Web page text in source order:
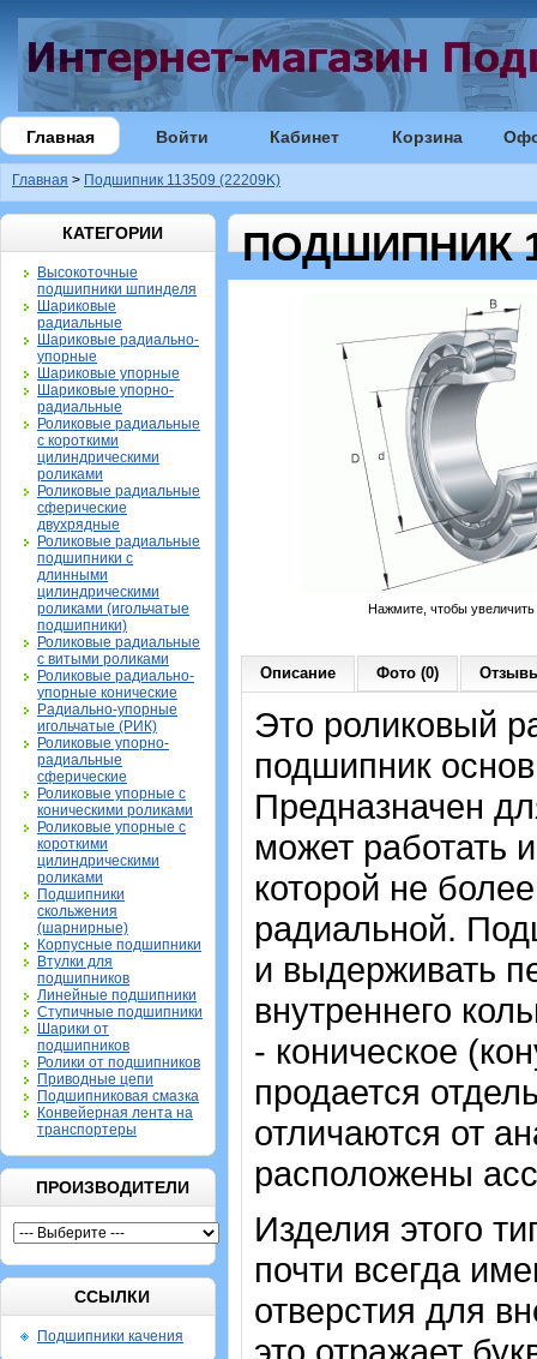
Главная Войти Кабинет Корзина
Главная > Подшипник 113509 (22209K)
КАТЕГОРИИ
Высокоточные
подшипники шпинделя
Шариковые
радиальные
Шариковые радиально-
упорные
Шариковые упорные
Шариковые упорно-
радиальные
Роликовые радиальные
с короткими
цилиндрическими
роликами
Роликовые радиальные
сферические
двухрядные
Роликовые радиальные
подшипники с
длинными
цилиндрическими
роликами (игольчатые
подшипники)
Роликовые радиальные
с витыми роликами
Роликовые радиально-
упорные конические
Радиально-упорные
игольчатые (РИК)
Роликовые упорно-
радиальные
сферические
Роликовые упорные с
коническими роликами
Роликовые упорные с
короткими
цилиндрическими
роликами
Подшипники
скольжения
(шарнирные)
Корпусные подшипники
Втулки для
подшипников
Линейные подшипники
Ступичные подшипники
Шарики от
подшипников
Ролики от подшипников
Приводные цепи
Подшипниковая смазка
Конвейерная лента на
транспортеры
ПРОИЗВОДИТЕЛИ
ССЫЛКИ
Подшипники качения
ПОДШИПНИК
Нажмите, чтобы увеличить
Описание Фото (0)
Это роликовый
подшипник
Предназначен
может работать
которой не
радиальной.
и выдерживать
внутреннего
- коническое
продается
отличаются от
расположены
Изделия этого
почти всегда
отверстия для